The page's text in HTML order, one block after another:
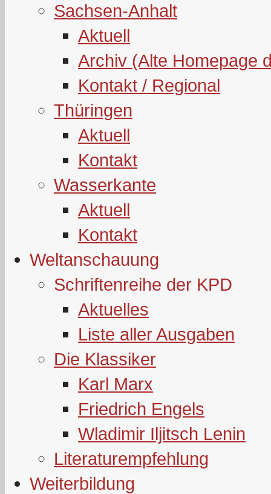
Sachsen-Anhalt
Aktuell
Archiv (Alte Homepage
Kontakt / Regional
Thüringen
Aktuell
Kontakt
Wasserkante
Aktuell
Kontakt
Weltanschauung
Schriftenreihe der KPD
Aktuelles
Liste aller Ausgaben
Die Klassiker
Karl Marx
Friedrich Engels
Wladimir Iljitsch Lenin
Literaturempfehlung
Weiterbildung